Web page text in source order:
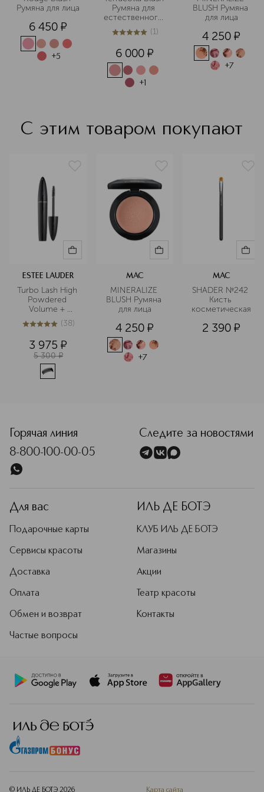
Румяна для лица
6 450 ¤
+5
Румяна для
естественного
сияния кожи
5из 51 (1)
6 000 ¤
+1
BLUSH Румяна
для лица
4 250 ¤
+7
С этим товаром покупают
ESTEE LAUDER
Turbo Lash High
Powdered
Volume +
Length Mascara
Тушь для
4.9из538 (38)
3 975 ¤
5 300 ¤
MAC
MINERALIZE
BLUSH Румяна
для лица
4 250 ¤
+7
MAC
SHADER №242
Кисть
косметическая
2 390 ¤
Горячая линия
8-800-100-00-05
Следите за новостями
Для вас
Подарочные карты
Сервисы красоты
Доставка
Оплата
Обмен и возврат
Частые вопросы
ИЛЬ ДЕ БОТЭ
КЛУБ ИЛЬ ДЕ БОТЭ
Магазины
Акции
Театр красоты
Контакты
© ИЛЬ ДЕ БОТЭ 2026 Карта сайта